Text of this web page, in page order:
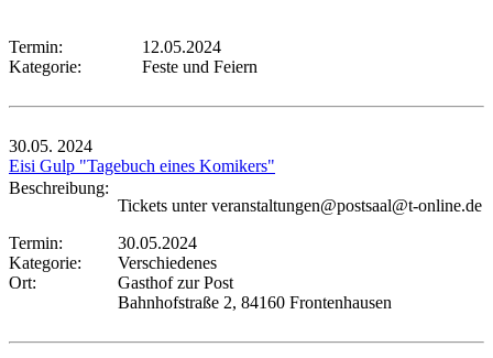
Termin:
12.05.2024
Kategorie:
Feste und Feiern
30.05. 2024
Eisi Gulp "Tagebuch eines Komikers"
Beschreibung:
Tickets unter veranstaltungen@postsaal@t-online.de
Termin:
30.05.2024
Kategorie:
Verschiedenes
Ort:
Gasthof zur Post
Bahnhofstraße 2, 84160 Frontenhausen